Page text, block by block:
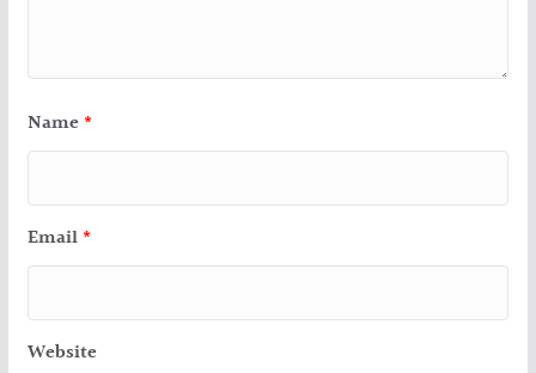
Name *
Email *
Website